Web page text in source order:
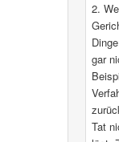
2.
gar
Tat